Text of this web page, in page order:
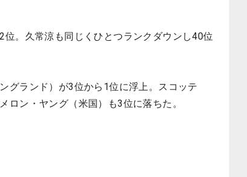
。久常涼も同じくひとつランクダウンし40位
グランド）が3位から1位に浮上。スコッテ
ロン・ヤング（米国）も3位に落ちた。